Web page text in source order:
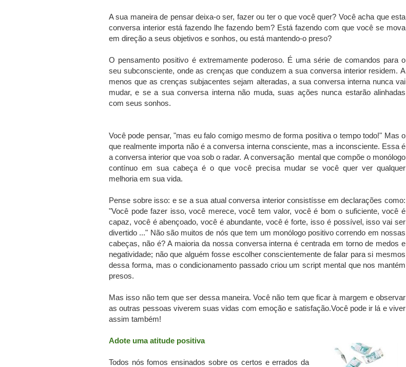
A sua maneira de pensar deixa-o ser, fazer ou ter o que você quer? Você acha que esta
conversa interior está fazendo lhe fazendo bem? Está fazendo com que você se mova
em direção a seus objetivos e sonhos, ou está mantendo-o preso?
O pensamento positivo é extremamente poderoso. É uma série de comandos para o
seu subconsciente, onde as crenças que conduzem a sua conversa interior residem. A
menos que as crenças subjacentes sejam alteradas, a sua conversa interna nunca vai
mudar, e se a sua conversa interna não muda, suas ações nunca estarão alinhadas
com seus sonhos.
Você pode pensar, "mas eu falo comigo mesmo de forma positiva o tempo todo!" Mas o
que realmente importa não é a conversa interna consciente, mas a inconsciente. Essa é
a conversa interior que voa sob o radar. A conversação mental que compõe o monólogo
contínuo em sua cabeça é o que você precisa mudar se você quer ver qualquer
melhoria em sua vida.
Pense sobre isso: e se a sua atual conversa interior consistísse em declarações como:
"Você pode fazer isso, você merece, você tem valor, você é bom o suficiente, você é
capaz, você é abençoado, você é abundante, você éforte, isso é possível, isso vai ser
divertido ..." Não são muitos de nós que tem um monólogo positivo correndo em nossas
cabeças, não é?A maioria da nossa conversa interna é centrada em torno de medos e
negatividade; não que alguém fosse escolher conscientemente de falar para si mesmos
dessa forma, mas o condicionamento passado criou um script mental que nos mantém
presos.
Mas isso não tem que ser dessa maneira. Você não tem que ficar à margem e observar
as outras pessoas viverem suas vidas com emoção e satisfação.Você pode ir lá e viver
assim também!
Adote uma atitude positiva
Todos nós fomos ensinados sobre os certos e errados da